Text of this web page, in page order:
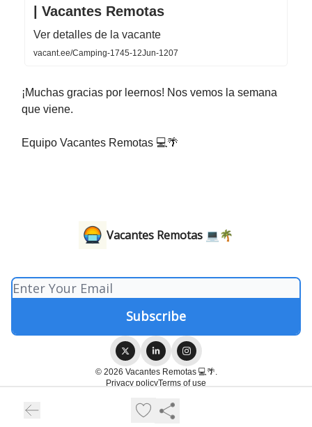
| Vacantes Remotas
Ver detalles de la vacante
vacant.ee/Camping-1745-12Jun-1207
¡Muchas gracias por leernos! Nos vemos la semana
que viene.
Equipo Vacantes Remotas 💻🌴
Vacantes Remotas 💻🌴
© 2026 Vacantes Remotas 💻🌴.
Privacy policyTerms of use
Powered by beehiiv